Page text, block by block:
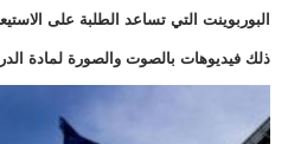
البوربوينت التي تساعد الطلبة على
ذلك فيديوهات بالصوت والصورة لمادة